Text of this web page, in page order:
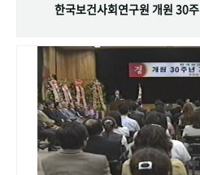
한국보건사회연구원 개원 30